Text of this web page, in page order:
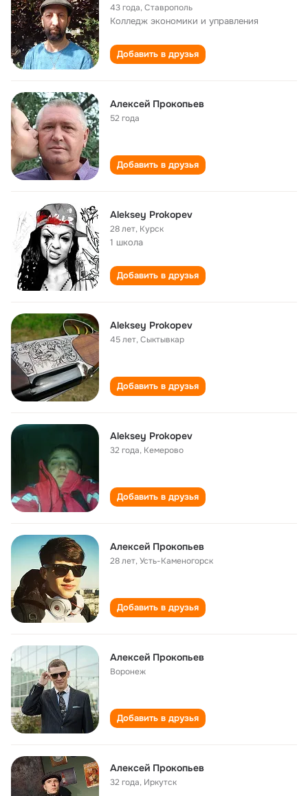
43 года,Ставрополь
Колледж экономики и управления
Добавить в друзья
Алексей Прокопьев
52 года
Добавить в друзья
Aleksey Prokopev
28 лет, Курск
1 школа
Добавить в друзья
Aleksey Prokopev
45 лет,Сыктывкар
Добавить в друзья
Aleksey Prokopev
32 года, Кемерово
Добавить в друзья
Алексей Прокопьев
28 лет,Усть-Каменогорск
Добавить в друзья
Алексей Прокопьев
Воронеж
Добавить в друзья
Алексей Прокопьев
32 года, Иркутск